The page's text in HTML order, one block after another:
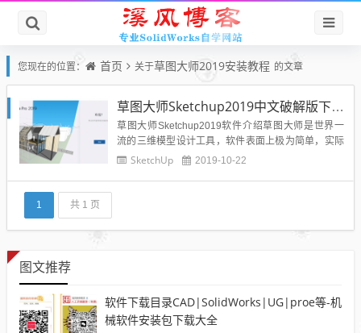
您现在的位置： 首页 关于草图大师2019安装教程 的文章
草图大师Sketchup2019中文破解版下载附安装教程-亲测可用
草图大师Sketchup2019软件介绍草图大师是世界一
流的三维模型设计工具，软件表面上极为简单，实际
上却令人惊讶地蕴含着强大功能的构思与表达的工
SketchUp 2019-10-22
1 共 1 页
图文推荐
软件下载目录CAD|SolidWorks|UG|proe等-机
械软件安装包下载大全